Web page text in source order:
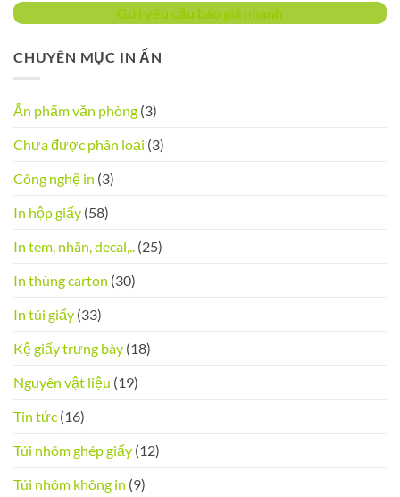
Gửi yêu cầu báo giá nhanh
CHUYÊN MỤC IN ẤN
Ấn phẩm văn phòng (3)
Chưa được phân loại (3)
Công nghệ in (3)
In hộp giấy (58)
In tem, nhãn, decal,.. (25)
In thùng carton (30)
In túi giấy (33)
Kệ giấy trưng bày (18)
Nguyên vật liệu (19)
Tin tức (16)
Túi nhôm ghép giấy (12)
Túi nhôm không in (9)